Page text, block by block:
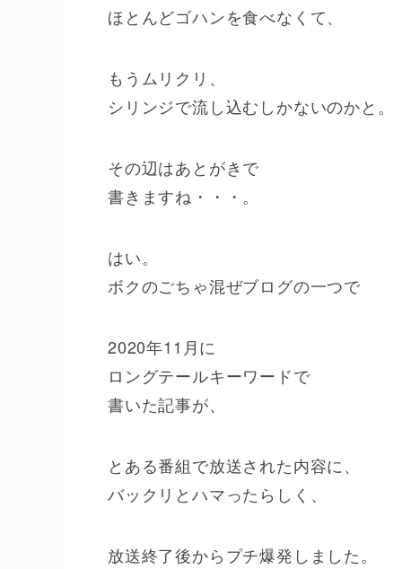
ほとんどゴハンを食べなくて、
もうムリクリ、
シリンジで流し込むしかないのかと。
その辺はあとがきで
書きますね・・・。
はい。
ボクのごちゃ混ぜブログの一つで
2020年11月に
ロングテールキーワードで
書いた記事が、
とある番組で放送された内容に、
バックリとハマったらしく、
放送終了後からプチ爆発しました。